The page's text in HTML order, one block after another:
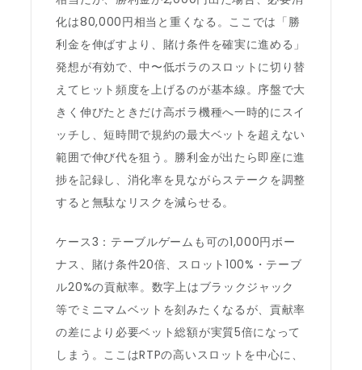
化は80,000円相当と重くなる。ここでは「勝
利金を伸ばすより、賭け条件を確実に進める」
発想が有効で、中〜低ボラのスロットに切り替
えてヒット頻度を上げるのが基本線。序盤で大
きく伸びたときだけ高ボラ機種へ一時的にスイ
ッチし、短時間で規約の最大ベットを超えない
範囲で伸び代を狙う。勝利金が出たら即座に進
捗を記録し、消化率を見ながらステークを調整
すると無駄なリスクを減らせる。
ケース3：テーブルゲームも可の1,000円ボー
ナス、賭け条件20倍、スロット100%・テーブ
ル20%の貢献率。数字上はブラックジャック
等でミニマムベットを刻みたくなるが、貢献率
の差により必要ベット総額が実質5倍になって
しまう。ここはRTPの高いスロットを中心に、